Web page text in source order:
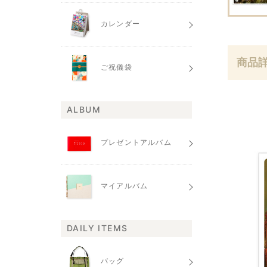
商品
カレンダー
ご祝儀袋
ALBUM
プレゼントアルバム
マイアルバム
DAILY ITEMS
バッグ